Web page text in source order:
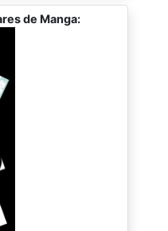
de Manga: